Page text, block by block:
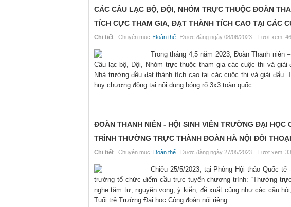
CÁC CÂU LẠC BỘ, ĐỘI, NHÓM TRỰC THUỘC ĐOÀN
TÍCH CỰC THAM GIA, ĐẠT THÀNH TÍCH CAO TẠI CÁC
Chi tiết Chuyên mục: Đoàn thể Được đăng ngày 08/06/2023 Lượt xem:
Trong tháng 4,5 năm 2023, Đoàn Thanh
Câu lạc bộ, Đội, Nhóm trực thuộc tham gia các cuộc thi và giải
Nhà trường đều đạt thành tích cao tại các cuộc thi và giải đấu.
huy chương đồng tại nội dung bóng rổ 3x3 toàn quốc.
ĐOÀN THANH NIÊN - HỘI SINH VIÊN TRƯỜNG ĐẠI
TRÌNH THƯỜNG TRỰC THÀNH ĐOÀN HÀ NỘI ĐỐI
Chi tiết Chuyên mục: Đoàn thể Được đăng ngày 27/05/2023 Lượt xem:
Chiều 25/5/2023, tại Phòng Hội thảo Quốc
trường tổ chức điểm cầu trực tuyến chương trình: “Thường
nghe tâm tư, nguyện vọng, ý kiến, đề xuất cũng như các câu
Tuổi trẻ Trường Đại học Công đoàn nói riêng.